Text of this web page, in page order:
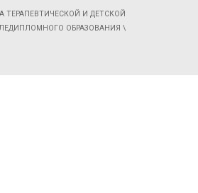
ТЕРАПЕВТИЧЕСКОЙ И ДЕТСКОЙ
ОБРАЗОВАНИЯ \